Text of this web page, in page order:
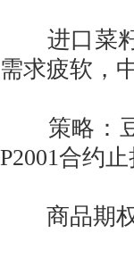
进口菜籽
需求疲软，
策略：豆
P2001合约止
商品期